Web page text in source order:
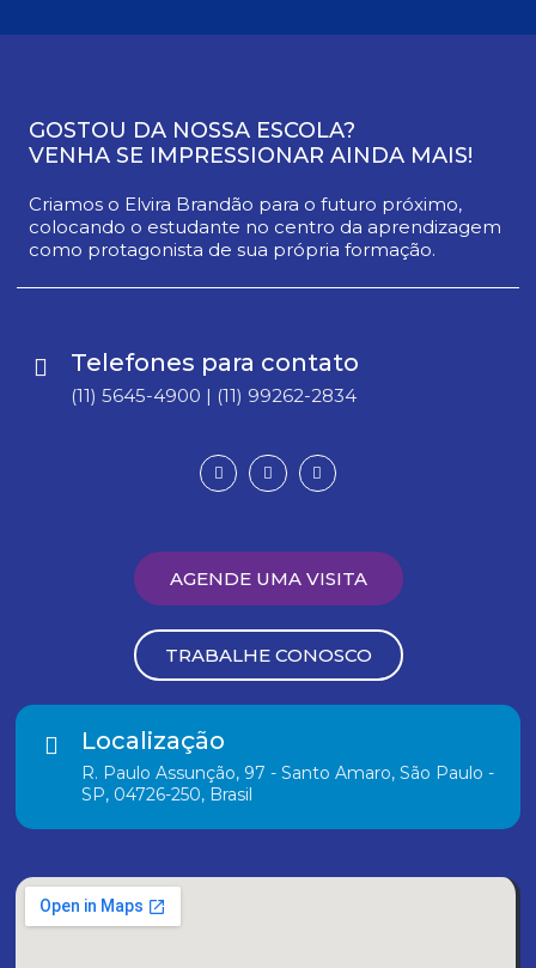
GOSTOU DA NOSSA ESCOLA?
VENHA SE IMPRESSIONAR AINDA MAIS!
Criamos o Elvira Brandão para o futuro próximo,
colocando o estudante no centro da aprendizagem
como protagonista de sua própria formação.
Telefones para contato
(11) 5645-4900 | (11) 99262-2834
AGENDE UMA VISITA
TRABALHE CONOSCO
Localização
R. Paulo Assunção, 97 - Santo Amaro, São Paulo -
SP, 04726-250, Brasil